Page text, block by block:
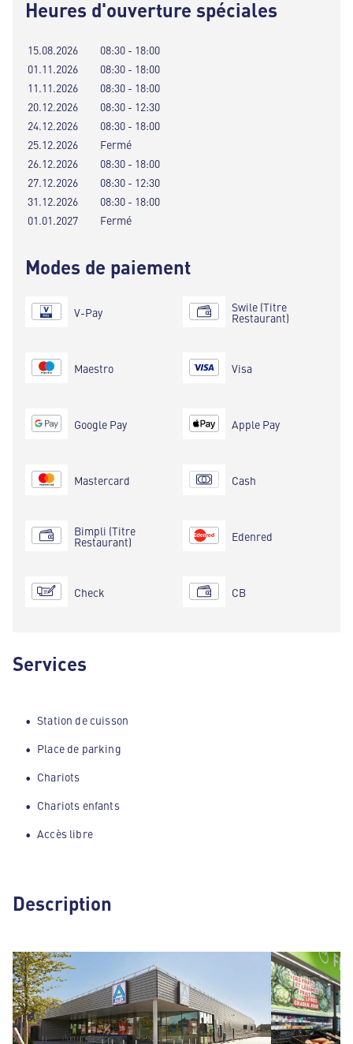
Heures d'ouverture spéciales
15.08.2026
08:30 - 18:00
01.11.2026
08:30 - 18:00
11.11.2026
08:30 - 18:00
20.12.2026
08:30 - 12:30
24.12.2026
08:30 - 18:00
25.12.2026
Fermé
26.12.2026
08:30 - 18:00
27.12.2026
08:30 - 12:30
31.12.2026
08:30 - 18:00
01.01.2027
Fermé
Modes de paiement
V-Pay
Maestro
Google Pay
Mastercard
Bimpli (Titre
Restaurant)
Check
Swile (Titre
Restaurant)
Visa
Apple Pay
Cash
Edenred
CB
Services
Station de cuisson
Place de parking
Chariots
Chariots enfants
Accès libre
Description